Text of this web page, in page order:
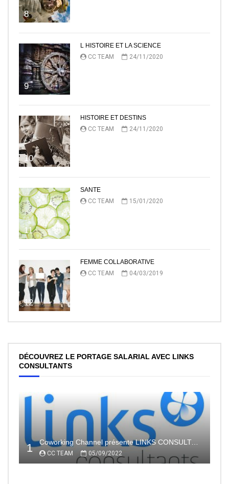
8
9
L HISTOIRE ET LA SCIENCE
CC TEAM
24/11/2020
10
HISTOIRE ET DESTINS
CC TEAM
24/11/2020
11
SANTE
CC TEAM
15/01/2020
12
FEMME COLLABORATIVE
CC TEAM
04/03/2019
DÉCOUVREZ LE PORTAGE SALARIAL AVEC LINKS
CONSULTANTS
1 Coworking Channel présente LINKS CONSULTANTS, l’indépendance en toute sécurité avec le portage salarial
CC TEAM 05/09/2022